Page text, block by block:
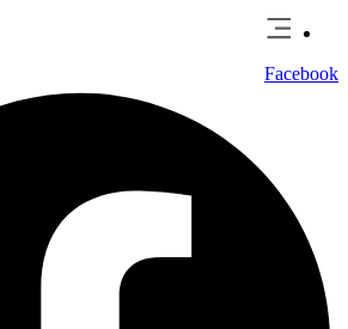
Facebook